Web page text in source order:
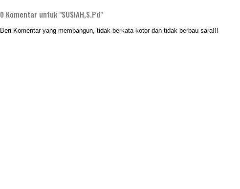
0 Komentar untuk "SUSIAH,S.Pd"
Beri Komentar yang membangun, tidak berkata kotor dan tidak berbau sara!!!